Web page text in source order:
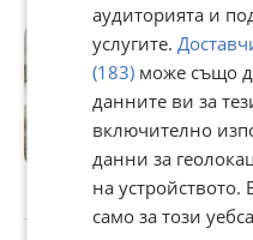
161
314
Не се
гр.
аудиторията и
услугите.
(183) може също
данните ви за
включително
данни за
на
само за този